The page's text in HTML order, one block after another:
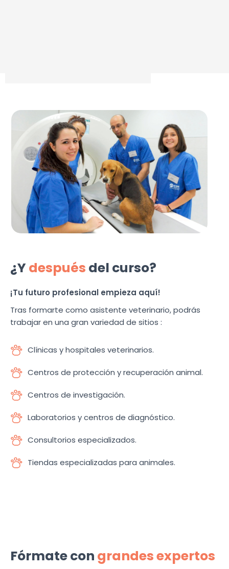
¿Ydespués del curso?
¡Tu futuro profesional empieza aquí!
Tras formarte como asistente veterinario, podrás
trabajar en una gran variedad de sitios :
Clínicas y hospitales veterinarios.
Centros de protección y recuperación animal.
Centros de investigación.
Laboratorios y centros de diagnóstico.
Consultorios especializados.
Tiendas especializadas para animales.
Fórmate con grandes expertos